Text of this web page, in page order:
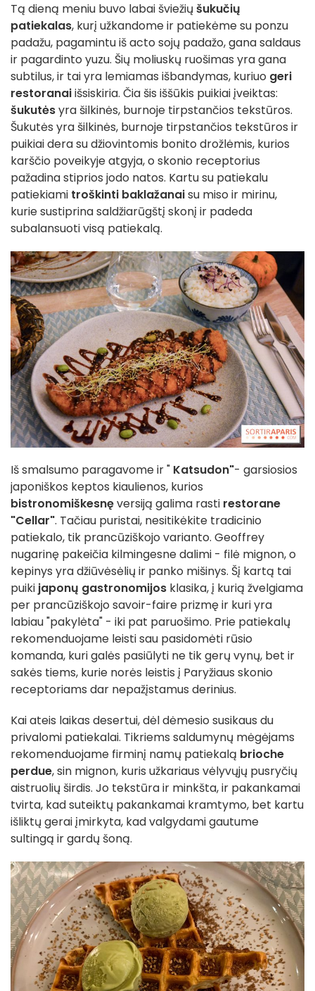
Tą dieną meniu buvo labai šviežių šukučių
patiekalas, kurį užkandome ir patiekėme su ponzu
padažu, pagamintu iš acto sojų padažo, gana saldaus
ir pagardinto yuzu. Šių moliuskų ruošimas yra gana
subtilus, ir tai yra lemiamas išbandymas, kuriuo geri
restoranaiišsiskiria. Čia šis iššūkis puikiai įveiktas:
šukutėsyra šilkinės, burnoje tirpstančios tekstūros.
Šukutės yra šilkinės, burnoje tirpstančios tekstūros ir
puikiai dera su džiovintomis bonito drožlėmis, kurios
karščio poveikyje atgyja, o skonio receptorius
pažadina stiprios jodo natos. Kartu su patiekalu
patiekiami troškinti baklažanaisu miso ir mirinu,
kurie sustiprina saldžiarūgštį skonį ir padeda
subalansuoti visą patiekalą.
Iš smalsumo paragavome ir " Katsudon"- garsiosios
japoniškos keptos kiaulienos, kurios
bistronomiškesnęversiją galima rasti restorane
"Cellar". Tačiau puristai, nesitikėkite tradicinio
patiekalo, tik prancūziškojo varianto. Geoffrey
nugarinę pakeičia kilmingesne dalimi - filė mignon, o
kepinys yra džiūvėsėlių ir panko mišinys. Šį kartą tai
puiki japonų gastronomijos klasika, į kurią žvelgiama
per prancūziškojo savoir-faire prizmę ir kuri yra
labiau "pakylėta" - iki pat paruošimo. Prie patiekalų
rekomenduojame leisti sau pasidomėti rūsio
komanda, kuri galės pasiūlyti ne tik gerų vynų, bet ir
sakės tiems, kurie norės leistis į Paryžiaus skonio
receptoriams dar nepažįstamus derinius.
Kai ateis laikas desertui, dėl dėmesio susikaus du
privalomi patiekalai. Tikriems saldumynų mėgėjams
rekomenduojame firminį namų patiekalą brioche
perdue, sin mignon, kuris užkariaus vėlyvųjų pusryčių
aistruolių širdis. Jo tekstūra ir minkšta, ir pakankamai
tvirta, kad suteiktų pakankamai kramtymo, bet kartu
išliktų gerai įmirkyta, kad valgydami gautume
sultingą ir gardų šoną.